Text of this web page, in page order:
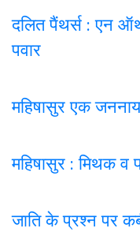
दलित पैंथर्स : एन
पवार
महिषासुर एक
महिषासुर : मिथक व
जाति के प्रश्न पर